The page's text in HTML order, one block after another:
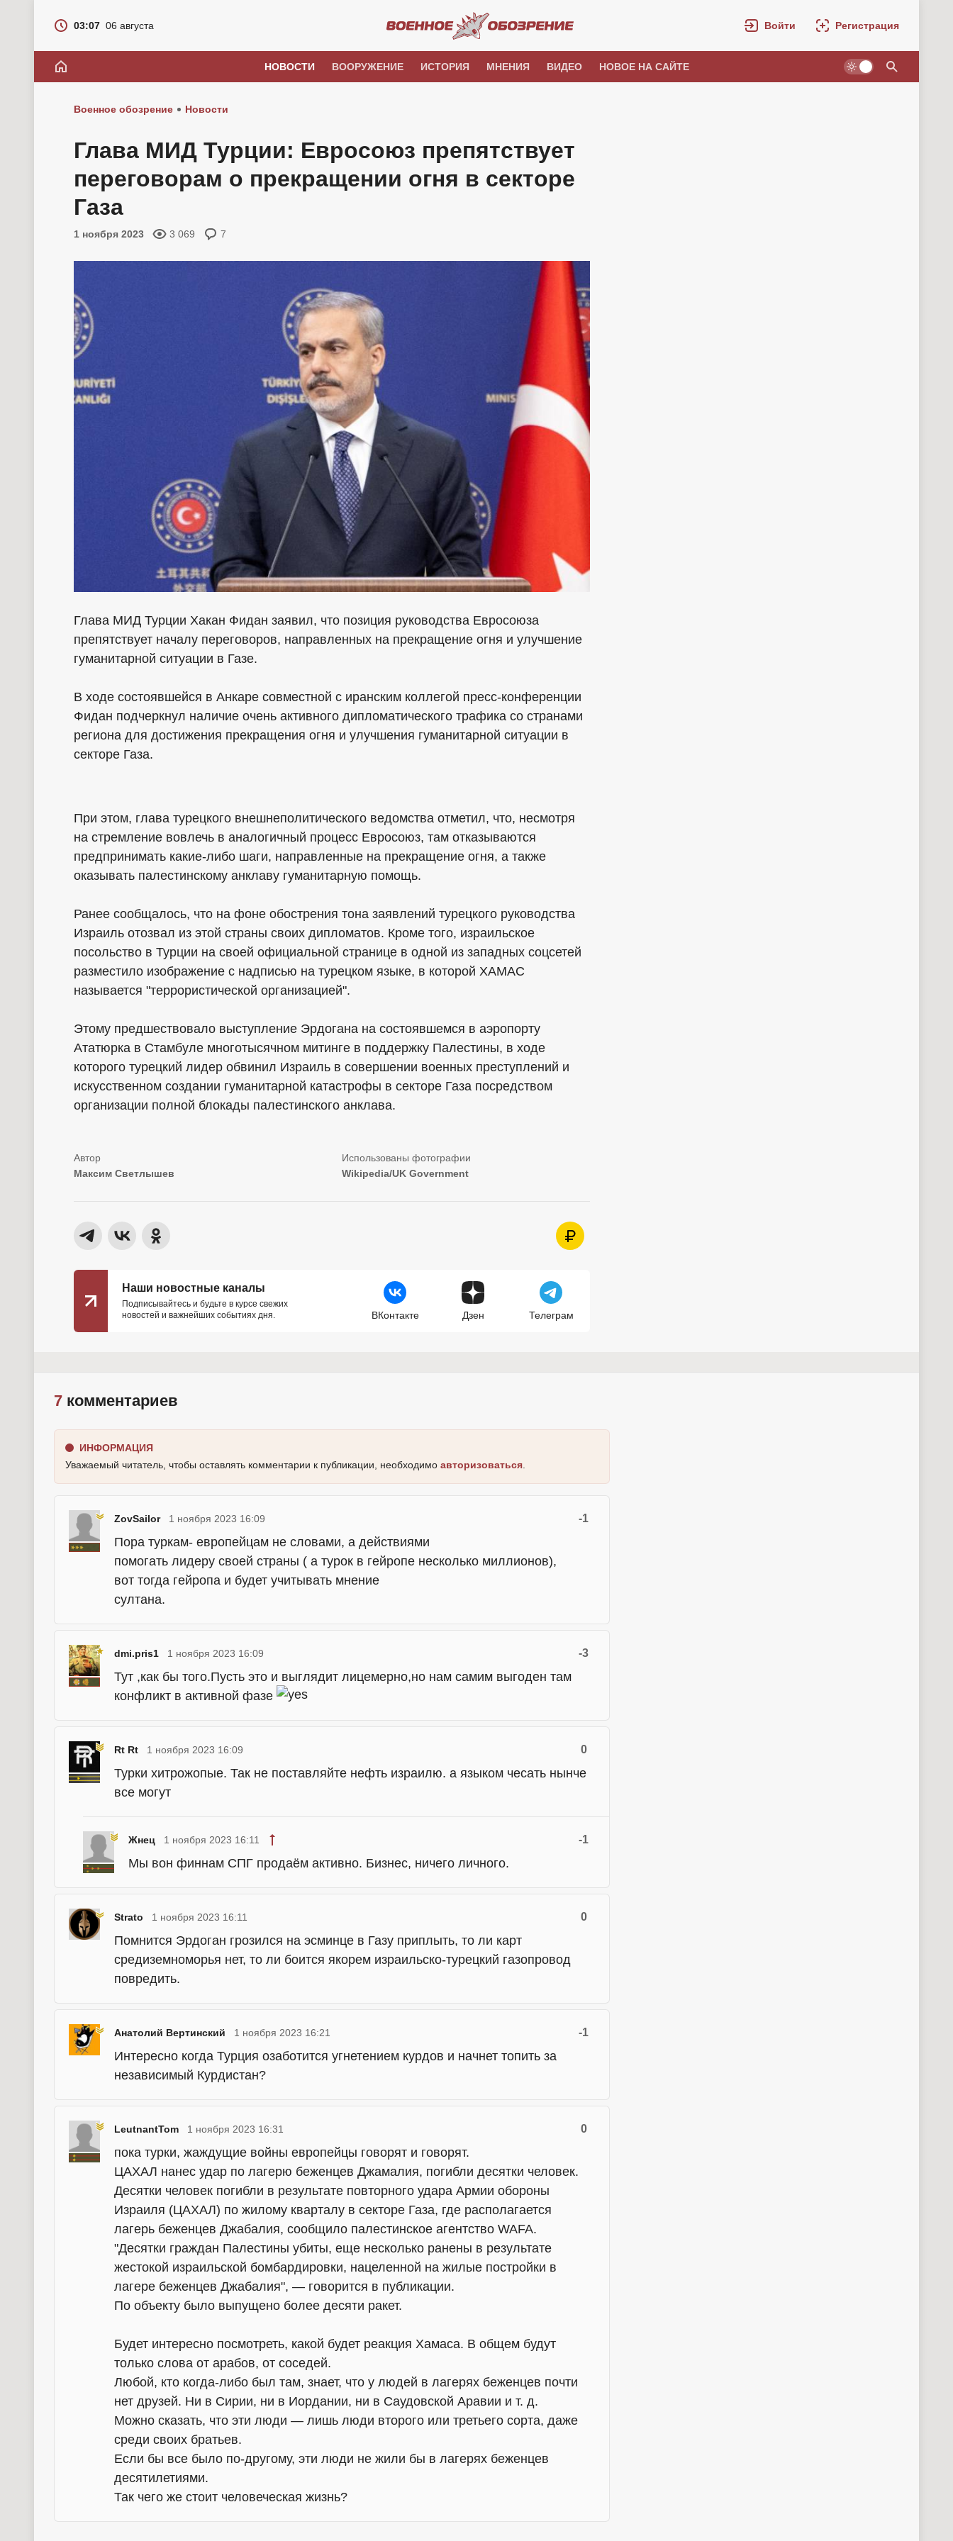
03:07 06 августа Войти Регистрация
НОВОСТИ ВООРУЖЕНИЕ ИСТОРИЯ МНЕНИЯ ВИДЕО НОВОЕ НА САЙТЕ
Военное обозрение Новости
Глава МИД Турции: Евросоюз препятствует
переговорам о прекращении огня в секторе
Газа
1 ноября 2023 3 069 7
Глава МИД Турции Хакан Фидан заявил, что позиция руководства Евросоюза
препятствует началу переговоров, направленных на прекращение огня и улучшение
гуманитарной ситуации в Газе.
В ходе состоявшейся в Анкаре совместной с иранским коллегой пресс-конференции
Фидан подчеркнул наличие очень активного дипломатического трафика со странами
региона для достижения прекращения огня и улучшения гуманитарной ситуации в
секторе Газа.
При этом, глава турецкого внешнеполитического ведомства отметил, что, несмотря
на стремление вовлечь в аналогичный процесс Евросоюз, там отказываются
предпринимать какие-либо шаги, направленные на прекращение огня, а также
оказывать палестинскому анклаву гуманитарную помощь.
Ранее сообщалось, что на фоне обострения тона заявлений турецкого руководства
Израиль отозвал из этой страны своих дипломатов. Кроме того, израильское
посольство в Турции на своей официальной странице в одной из западных соцсетей
разместило изображение с надписью на турецком языке, в которой ХАМАС
называется "террористической организацией".
Этому предшествовало выступление Эрдогана на состоявшемся в аэропорту
Ататюрка в Стамбуле многотысячном митинге в поддержку Палестины, в ходе
которого турецкий лидер обвинил Израиль в совершении военных преступлений и
искусственном создании гуманитарной катастрофы в секторе Газа посредством
организации полной блокады палестинского анклава.
Максим Светлышев Wikipedia/UK Government
Наши новостные каналы
Подписывайтесь и будьте в курсе свежих
новостей и важнейших событиях дня.
ВКонтакте Дзен Телеграм
7 комментариев
ИНФОРМАЦИЯ
Уважаемый читатель, чтобы оставлять комментарии к публикации, необходимо авторизоваться
ZovSailor -1
1 ноября 2023 16:09
Пора туркам- европейцам не словами, а действиями
помогать лидеру своей страны ( а турок в гейропе несколько миллионов),
вот тогда гейропа и будет учитывать мнение
султана.
dmi.pris1 -3
1 ноября 2023 16:09
Тут ,как бы того.Пусть это и выглядит лицемерно,но нам самим выгоден там
конфликт в активной фазе
Rt Rt 0
1 ноября 2023 16:09
Турки хитрожопые. Так не поставляйте нефть израилю. а языком чесать нынче
все могут
Жнец -1
1 ноября 2023 16:11
Мы вон финнам СПГ продаём активно. Бизнес, ничего личного.
Strato 0
1 ноября 2023 16:11
Помнится Эрдоган грозился на эсминце в Газу приплыть, то ли карт
средиземноморья нет, то ли боится якорем израильско-турецкий газопровод
повредить.
Анатолий Вертинский -1
1 ноября 2023 16:21
Интересно когда Турция озаботится угнетением курдов и начнет топить за
независимый Курдистан?
LeutnantTom 0
1 ноября 2023 16:31
пока турки, жаждущие войны европейцы говорят и говорят.
ЦАХАЛ нанес удар по лагерю беженцев Джамалия, погибли десятки человек.
Десятки человек погибли в результате повторного удара Армии обороны
Израиля (ЦАХАЛ) по жилому кварталу в секторе Газа, где располагается
лагерь беженцев Джабалия, сообщило палестинское агентство WAFA.
"Десятки граждан Палестины убиты, еще несколько ранены в результате
жестокой израильской бомбардировки, нацеленной на жилые постройки в
лагере беженцев Джабалия", — говорится в публикации.
По объекту было выпущено более десяти ракет.
Будет интересно посмотреть, какой будет реакция Хамаса. В общем будут
только слова от арабов, от соседей.
Любой, кто когда-либо был там, знает, что у людей в лагерях беженцев почти
нет друзей. Ни в Сирии, ни в Иордании, ни в Саудовской Аравии и т. д.
Можно сказать, что эти люди — лишь люди второго или третьего сорта, даже
среди своих братьев.
Если бы все было по-другому, эти люди не жили бы в лагерях беженцев
десятилетиями.
Так чего же стоит человеческая жизнь?